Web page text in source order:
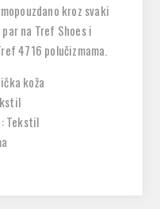
kroz svaki
na Tref Shoes i
4716 polučizmama.
koža
Tekstil